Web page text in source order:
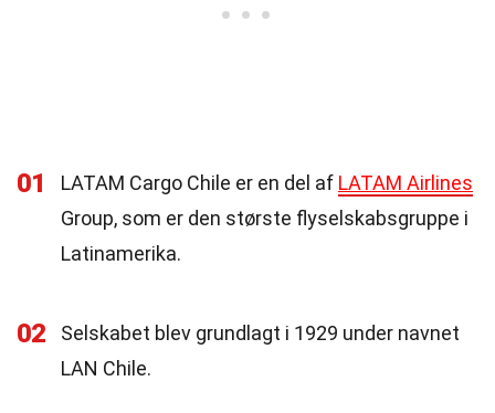
01 LATAM Cargo Chile er en del af LATAM Airlines
Group, som er den største flyselskabsgruppe i
Latinamerika.
02
Selskabet blev grundlagt i 1929 under navnet
LAN Chile.